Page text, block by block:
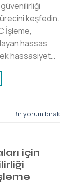
keşfedin.
İşleme,
hassas
hassasiyet…
Bir yorum bırak
için